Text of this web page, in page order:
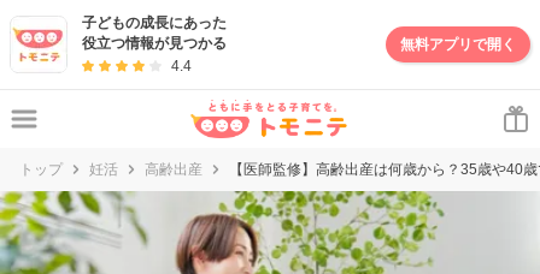
子どもの成長にあった
役立つ情報が見つかる
4.4
無料アプリで開く
トップ 妊活 高齢出産 【医師監修】高齢出産は何歳から？35歳や40
妊娠・出産・子育て情報サイト | トモニテ